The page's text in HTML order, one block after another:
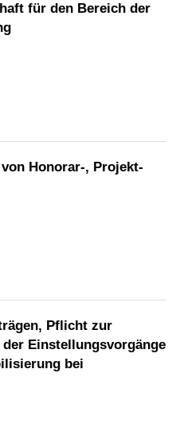
für den Bereich der
Honorar-, Projekt-
Pflicht zur
Einstellungsvorgänge
bei